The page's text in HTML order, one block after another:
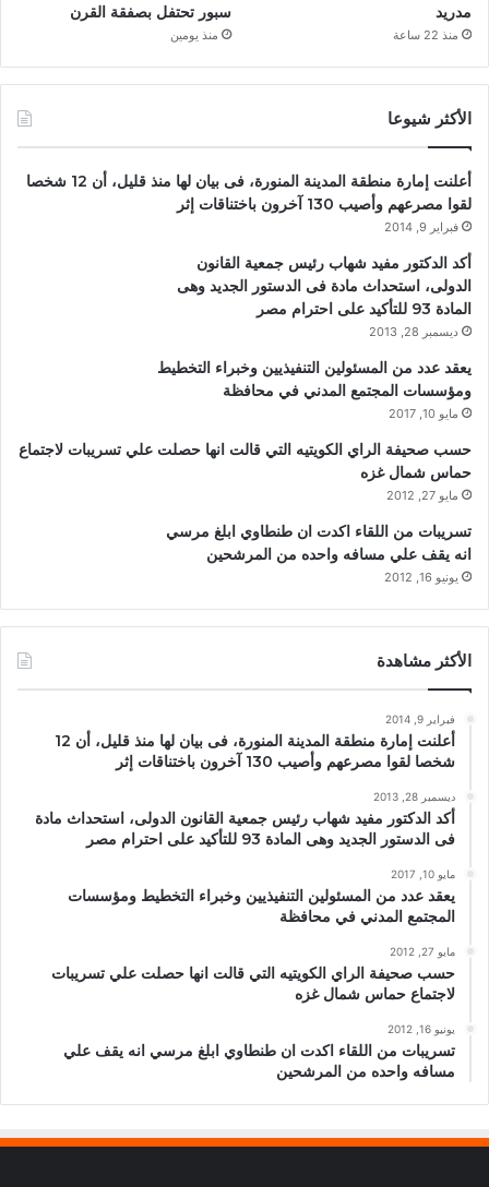
مدريد
منذ 22 ساعة
سبور تحتفل بصفقة القرن
منذ يومين
الأكثر شيوعا
أعلنت إمارة منطقة المدينة المنورة، فى بيان لها منذ قليل، أن 12 شخصا
لقوا مصرعهم وأصيب 130 آخرون باختناقات إثر
فبراير 9, 2014
أكد الدكتور مفيد شهاب رئيس جمعية القانون
الدولى، استحداث مادة فى الدستور الجديد وهى
المادة 93 للتأكيد على احترام مصر
ديسمبر 28, 2013
يعقد عدد من المسئولين التنفيذيين وخبراء التخطيط
ومؤسسات المجتمع المدني في محافظة
مايو 10, 2017
حسب صحيفة الراي الكويتيه التي قالت انها حصلت علي تسريبات لاجتماع
حماس شمال غزه
مايو 27, 2012
تسريبات من اللقاء اكدت ان طنطاوي ابلغ مرسي
انه يقف علي مسافه واحده من المرشحين
يونيو 16, 2012
الأكثر مشاهدة
فبراير 9, 2014
أعلنت إمارة منطقة المدينة المنورة، فى بيان لها منذ قليل، أن 12
شخصا لقوا مصرعهم وأصيب 130 آخرون باختناقات إثر
ديسمبر 28, 2013
أكد الدكتور مفيد شهاب رئيس جمعية القانون الدولى، استحداث مادة
فى الدستور الجديد وهى المادة 93 للتأكيد على احترام مصر
مايو 10, 2017
يعقد عدد من المسئولين التنفيذيين وخبراء التخطيط ومؤسسات
المجتمع المدني في محافظة
مايو 27, 2012
حسب صحيفة الراي الكويتيه التي قالت انها حصلت علي تسريبات
لاجتماع حماس شمال غزه
يونيو 16, 2012
تسريبات من اللقاء اكدت ان طنطاوي ابلغ مرسي انه يقف علي
مسافه واحده من المرشحين